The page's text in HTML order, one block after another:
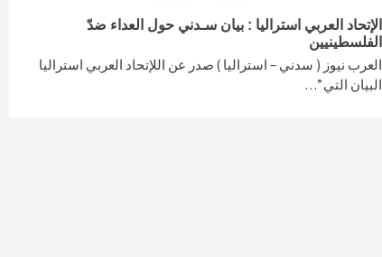
الإتحاد العربي استراليا : بيان سـدني حول العداء ضدّ
الفلسطينيين
العرب نيوز ( سدني – استراليا ) صدر عن اللإتحاد العربي استراليا
البيان التي ”…